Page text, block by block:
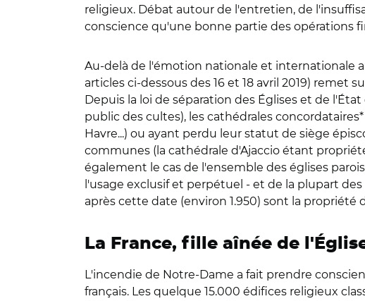
religieux. Débat autour de l'entretien, de
conscience qu'une bonne partie des opérations
Au-delà de l'émotion nationale et internationale
articles ci-dessous des 16 et 18 avril 2019)
Depuis la loi de séparation des Églises et de
public des cultes), les cathédrales
Havre...) ou ayant perdu leur statut de siège
communes (la cathédrale d'Ajaccio étant
également le cas de l'ensemble des églises
l'usage exclusif et perpétuel - et de la plupart
après cette date (environ 1.950) sont la propriété
La France, fille aînée de
L'incendie de Notre-Dame a fait prendre
français. Les quelque 15.000 édifices religieux